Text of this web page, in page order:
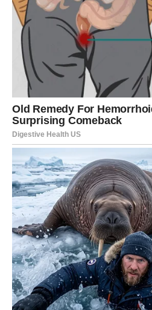
dolazi iz spoljašnjih potvrda, već
upravo zato zvezde stoje uz vas.
ŠKORPIJA –
NAGRADA ZA
Škorpije su među najvećim
godine, ali ne zato što im je put
bio najteži. Vi ste znak
ponovnog rađanja. I sada dolazi
to isplaćuje.
Na životnom planu, Škorpije
Ljudi, odnosi i situacije koje su
često bez drame. Ono što
da ponovo preuzimate kontrolu
Uljubavi, ovo je sudbinski
završavaju, ali samo da bi se